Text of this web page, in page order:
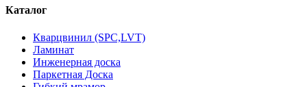
Каталог
Кварцвинил (SPC,LVT)
Ламинат
Инженерная доска
Паркетная Доска